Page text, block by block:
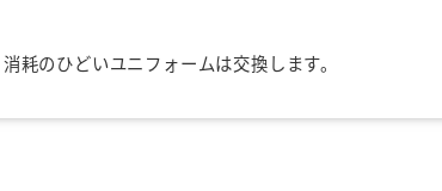
消耗のひどいユニフォームは交換します。